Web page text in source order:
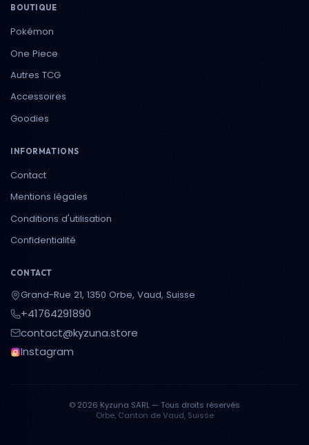
BOUTIQUE
Pokémon
One Piece
Autres TCG
Accessoires
Goodies
INFORMATIONS
Contact
Mentions légales
Conditions d'utilisation
Confidentialité
CONTACT
Grand-Rue 21, 1350 Orbe, Vaud, Suisse
+41764291890
contact@kyzuna.store
Instagram
© 2026 Kyzuna SARL — Tous droits réservés
Orbe, Canton de Vaud, Suisse